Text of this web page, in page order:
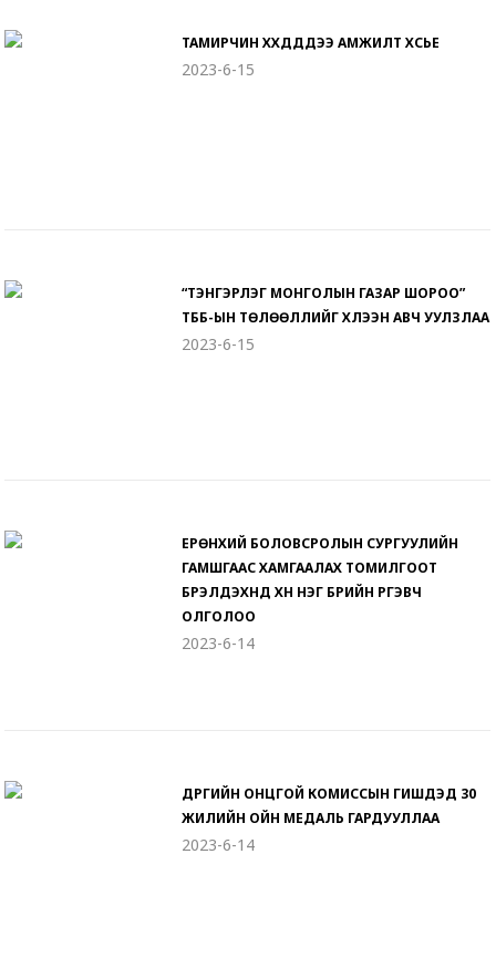
ТАМИРЧИН ХҮҮХДҮҮДДЭЭ АМЖИЛТ ХҮСЬЕ
2023-6-15
“ТЭНГЭРЛЭГ МОНГОЛЫН ГАЗАР ШОРОО”
ТББ-ЫН ТӨЛӨӨЛЛИЙГ ХҮЛЭЭН АВЧ УУЛЗЛАА
2023-6-15
ЕРӨНХИЙ БОЛОВСРОЛЫН СУРГУУЛИЙН
ГАМШГААС ХАМГААЛАХ ТОМИЛГООТ
БҮРЭЛДЭХҮҮНД ХҮН НЭГ БҮРИЙН ҮҮРГЭВЧ
ОЛГОЛОО
2023-6-14
ДҮҮРГИЙН ОНЦГОЙ КОМИССЫН ГИШҮҮДЭД 30
ЖИЛИЙН ОЙН МЕДАЛЬ ГАРДУУЛЛАА
2023-6-14